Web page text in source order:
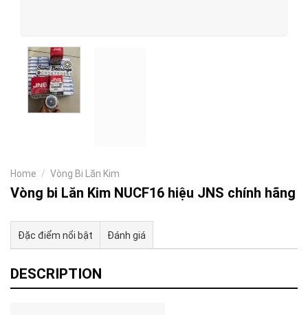
Home / Vòng Bi Lăn Kim
Vòng bi Lăn Kim NUCF16 hiệu JNS chính hãng
Đặc điểm nổi bật Đánh giá
DESCRIPTION